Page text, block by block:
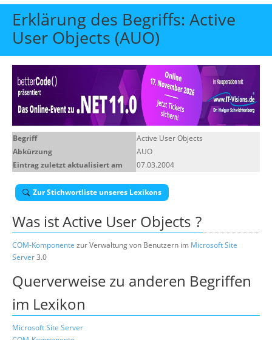
Start
Themen
Beratung
Individuelle Schulungen
Offene Seminare
Wissen
Erklärung des Begriffs: Active
User Objects (AUO)
Begriff
Active User Objects
Abkürzung
AUO
Eintrag zuletzt aktualisiert am
07.03.2004
Zur Stichwortliste unseres Lexikons
Was istActive User Objects ?
COM-Komponente zur Verwaltung von Benutzern im Microsoft Site
Server3.0
Querverweise zu anderen Begriffen
im Lexikon
Microsoft Site Server